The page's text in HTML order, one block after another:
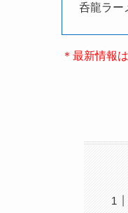
呑龍ラー
＊最新情報